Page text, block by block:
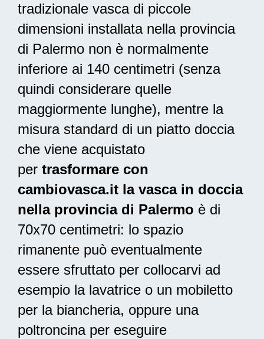
tradizionale vasca di piccole
dimensioni installata nella provincia
di Palermo non è normalmente
inferiore ai 140 centimetri (senza
quindi considerare quelle
maggiormente lunghe), mentre la
misura standard di un piatto doccia
che viene acquistato
per trasformare con
cambiovasca.it la vasca in doccia
nella provincia di Palermo è di
70x70 centimetri: lo spazio
rimanente può eventualmente
essere sfruttato per collocarvi ad
esempio la lavatrice o un mobiletto
per la biancheria, oppure una
poltroncina per eseguire